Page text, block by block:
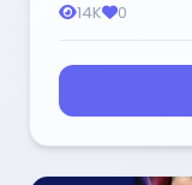
14K 0